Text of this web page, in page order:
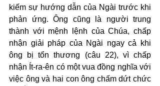
kiếm sự hướng dẫn của Ngài trước khi
phản ứng. Ông cũng là người trung
thành với mệnh lệnh của Chúa, chấp
nhận giải pháp của Ngài ngay cả khi
ông bị tổn thương (câu 22), vì chấp
nhận Ít-ra-ên có một vua đồng nghĩa với
việc ông và hai con ông chấm dứt chức